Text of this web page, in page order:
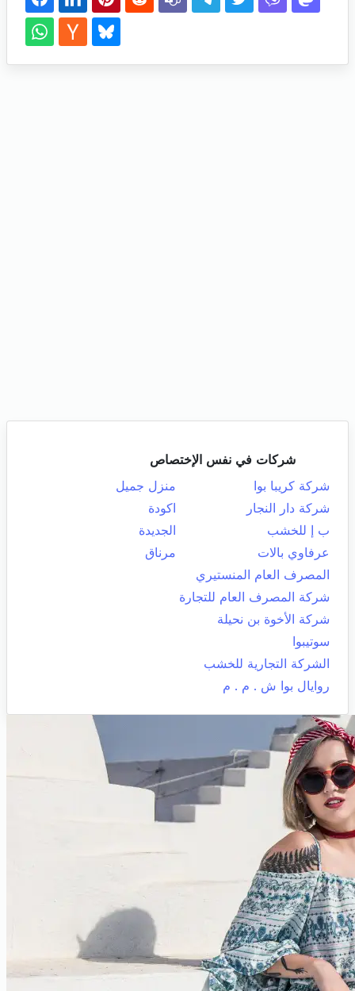
شركات في نفس الإختصاص
شركة كريبا بوا
منزل جميل
شركة دار النجار
اكودة
ب إ للخشب
الجديدة
عرفاوي بالات
مرناق
المصرف العام المنستيري
شركة المصرف العام للتجارة
شركة الأخوة بن نحيلة
سوتيبوا
الشركة التجارية للخشب
روايال بوا ش . م . م